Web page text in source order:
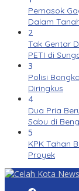
Pemasok
Dalam
2
Tak Gentar
PETI di
3
Polisi
Diringkus
4
Dua Pria
Sabu di
5
KPK Tahan
Proyek